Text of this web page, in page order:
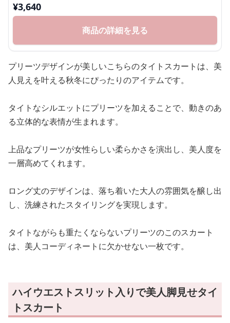
¥3,640
商品の詳細を見る
プリーツデザインが美しいこちらのタイトスカートは、美
人見えを叶える秋冬にぴったりのアイテムです。
タイトなシルエットにプリーツを加えることで、動きのあ
る立体的な表情が生まれます。
上品なプリーツが女性らしい柔らかさを演出し、美人度を
一層高めてくれます。
ロング丈のデザインは、落ち着いた大人の雰囲気を醸し出
し、洗練されたスタイリングを実現します。
タイトながらも重たくならないプリーツのこのスカート
は、美人コーディネートに欠かせない一枚です。
ハイウエストスリット入りで美人脚見せタイ
トスカート